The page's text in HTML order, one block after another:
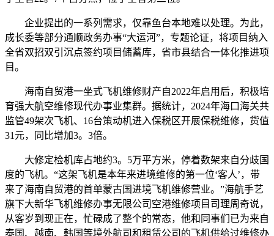
企业提出的一系列需求，仅靠鱼台本地难以处理。为此，
成长委等部分通顺政务办事“大运河”，专题论证，将项目纳入
全省双招双引沉点签约项目储蓄库，省市县结合一体化推进项
目。
海南自贸港一坐式飞机维修财产自2022年启用后，积极培
育强大航空维修现代办事业集群。据统计，2024年海口海关共
监管49架次飞机、16台策动机进入保税区开展保税维修，货值
31元，同比增加3。3倍。
大修定检机库占地约3。5万平方米，停着数架来自分歧国
度的飞机。“这架飞机是本年来进境维修的第一位‘客人’，带
来了海南自贸港的首单蒙古国进境飞机维修营业。”海航手艺
旗下大新华飞机维修办事无限公司空港维修项目司理周奇说，
从客岁到现正在，忙碌成了整个的常态，他和同事们已为来自
泰国、越南、韩国等境外航司和租赁公司的飞机供给过维修办